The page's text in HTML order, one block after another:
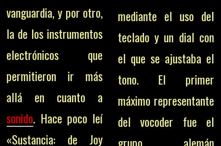
vanguardia, y por otro,
la de los instrumentos
electrónicos que
permitieron ir más
allá en cuanto a
sonido. Hace poco leí
«Sustancia: de Joy
mediante el uso del
teclado y un dial con
el que se ajustaba el
tono. El primer
máximo representante
del vocoder fue el